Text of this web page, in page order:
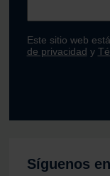
Este sitio web
de privacidad y
Síguenos